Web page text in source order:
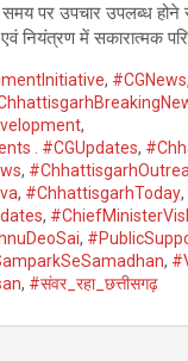
पर उपचार उपलब्ध होने
नियंत्रण में सकारात्मक
, #CGNews,
,
. #CGUpdates,
,
, #ChhattisgarhToday,
,
,
,
, #संवर_रहा_छत्तीसगढ़